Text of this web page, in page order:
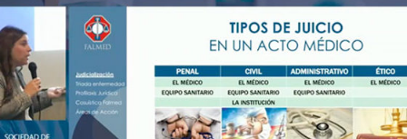
SESIÓN Nº1007 – 28 DE SEPTIEMBRE DE
2019